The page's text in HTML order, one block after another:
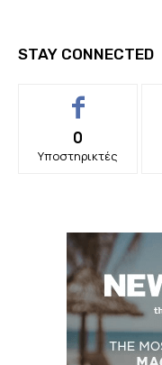
STAY CONNECTED
0
Υποστηρικτές